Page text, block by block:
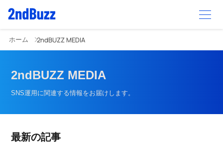
ホーム 2ndBUZZ MEDIA
2ndBUZZ MEDIA
SNS運用に関連する情報をお届けします。
最新の記事